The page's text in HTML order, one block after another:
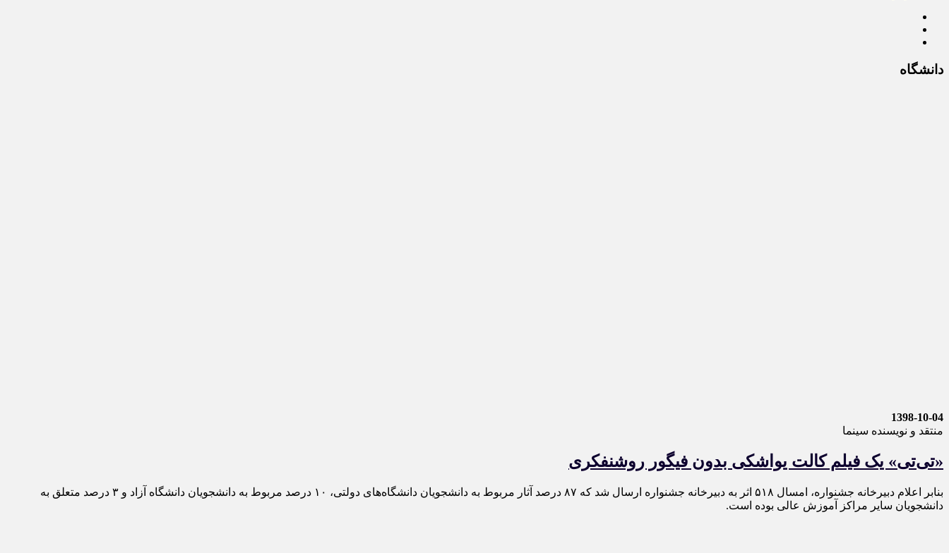
دانشگاه
1398-10-04
منتقد و نویسنده سینما
«تی‌تی» یک فیلم کالت یواشکی بدون فیگور روشنفکری
بنابر اعلام دبیرخانه جشنواره، امسال ۵۱۸ اثر به دبیرخانه جشنواره ارسال شد که ۸۷ درصد آثار مربوط به دانشجویان دانشگاه‌های دولتی، ۱۰ درصد مربوط به دانشجویان دانشگاه آزاد و ۳ درصد متعلق به
دانشجویان سایر مراکز آموزش عالی بوده است.